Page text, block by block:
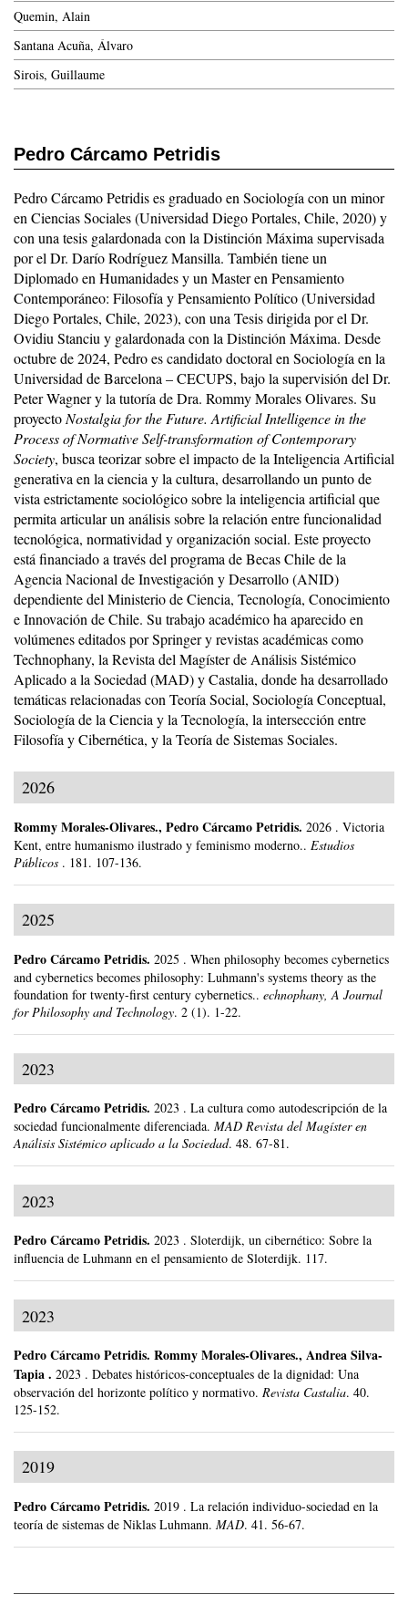
Pedro Cárcamo Petridis
Pedro Cárcamo Petridis es graduado en Sociología con un minor
en Ciencias Sociales (Universidad Diego Portales, Chile, 2020) y
con una tesis galardonada con la Distinción Máxima supervisada
por el Dr. Darío Rodríguez Mansilla. También tiene un
Diplomado en Humanidades y un Master en Pensamiento
Contemporáneo: Filosofía y Pensamiento Político (Universidad
Diego Portales, Chile, 2023), con una Tesis dirigida por el Dr.
Ovidiu Stanciu y galardonada con la Distinción Máxima. Desde
octubre de 2024, Pedro es candidato doctoral en Sociología en la
Universidad de Barcelona – CECUPS, bajo la supervisión del Dr.
Peter Wagner y la tutoría de Dra. Rommy Morales Olivares. Su
proyecto Nostalgia for the Future. Artificial Intelligence in the
Process of Normative Self-transformation of Contemporary
Society, busca teorizar sobre el impacto de la Inteligencia Artificial
generativa en la ciencia y la cultura, desarrollando un punto de
vista estrictamente sociológico sobre la inteligencia artificial que
permita articular un análisis sobre la relación entre funcionalidad
tecnológica, normatividad y organización social. Este proyecto
está financiado a través del programa de Becas Chile de la
Agencia Nacional de Investigación y Desarrollo (ANID)
dependiente del Ministerio de Ciencia, Tecnología, Conocimiento
e Innovación de Chile. Su trabajo académico ha aparecido en
volúmenes editados por Springer y revistas académicas como
Technophany, la Revista del Magíster de Análisis Sistémico
Aplicado a la Sociedad (MAD) y Castalia, donde ha desarrollado
temáticas relacionadas con Teoría Social, Sociología Conceptual,
Sociología de la Ciencia y la Tecnología, la intersección entre
Filosofía y Cibernética, y la Teoría de Sistemas Sociales.
2026
Rommy Morales-Olivares., Pedro Cárcamo Petridis. 2026 . Victoria
Kent, entre humanismo ilustrado y feminismo moderno.. Estudios
Públicos . 181. 107-136.
2025
Pedro Cárcamo Petridis. 2025 . When philosophy becomes cybernetics
and cybernetics becomes philosophy: Luhmann's systems theory as the
foundation for twenty-first century cybernetics.. echnophany, A Journal
for Philosophy and Technology. 2 (1). 1-22.
2023
Pedro Cárcamo Petridis. 2023 . La cultura como autodescripción de la
sociedad funcionalmente diferenciada. MAD Revista del Magíster en
Análisis Sistémico aplicado a la Sociedad. 48. 67-81.
2023
Pedro Cárcamo Petridis. 2023 . Sloterdijk, un cibernético: Sobre la
influencia de Luhmann en el pensamiento de Sloterdijk. 117.
2023
Pedro Cárcamo Petridis. Rommy Morales-Olivares., Andrea Silva-
Tapia . 2023 . Debates históricos-conceptuales de la dignidad: Una
observación del horizonte político y normativo. Revista Castalia. 40.
125-152.
2019
Pedro Cárcamo Petridis. 2019 . La relación individuo-sociedad en la
teoría de sistemas de Niklas Luhmann. MAD. 41. 56-67.
Quemin, Alain
Santana Acuña, Álvaro
Sirois, Guillaume